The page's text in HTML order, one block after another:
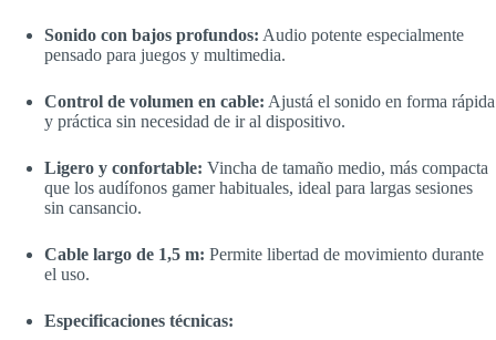
Sonido con bajos profundos: Audio potente especialmente
pensado para juegos y multimedia.
Control de volumen en cable: Ajustá el sonido en forma rápida
y práctica sin necesidad de ir al dispositivo.
Ligero y confortable: Vincha de tamaño medio, más compacta
que los audífonos gamer habituales, ideal para largas sesiones
sin cansancio.
Cable largo de 1,5 m: Permite libertad de movimiento durante
el uso.
Especificaciones técnicas: